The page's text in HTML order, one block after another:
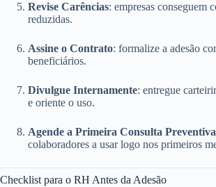
Revise Carências: empresas conseguem
reduzidas.
Assine o Contrato: formalize a adesão
beneficiários.
Divulgue Internamente: entregue
e oriente o uso.
Agende a Primeira Consulta Preventiva
colaboradores a usar logo nos primeiros
Checklist para o RH Antes da Adesão